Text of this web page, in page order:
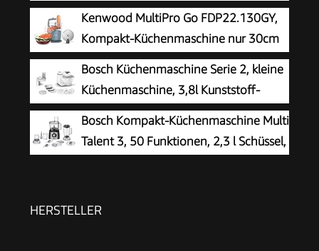
& Knetmaschine mit 10
Geschwindigkeiten, Leichte Teigmaschine mit
Knethaken, Rührhaken & Schneebesen, ideal für
kleine Küchen,Schwarz
Kenwood MultiPro Go FDP22.130GY,
Kompakt-Küchenmaschine nur 30cm
hoch, zum Schneiden, Reiben, Pürieren
und Teig Kneten, Express-Serve, 1,3 l
Arbeitsbehälter, 650 W, Blau
Bosch Küchenmaschine Serie 2, kleine
Küchenmaschine, 3,8l Kunststoff-
Schüssel, Durchlaufschnitzler, 4
Scheiben, 4 Stufen,
Knethaken/Rührbesen/Schlagbesen,
Bosch Kompakt-Küchenmaschine Multi
Talent 3, 50 Funktionen, 2,3 l Schüssel,
800 Watt, schwarz/Edelstahl, MCM3501M
HERSTELLER